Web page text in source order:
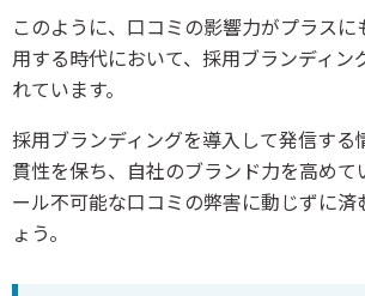
このように、口コミの影響力がプラス
用する時代において、採用ブランディン
れています。
採用ブランディングを導入して発信する
貫性を保ち、自社のブランド力を高めて
ール不可能な口コミの弊害に動じずに済
ょう。